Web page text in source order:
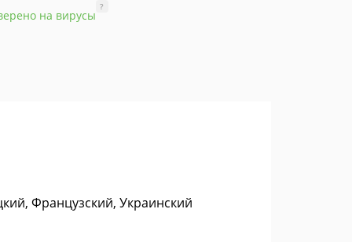
на вирусы
?
Французский, Украинский